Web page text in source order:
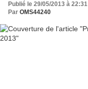
Publié le 29/05/2013 à 22:31
Par OMS44240